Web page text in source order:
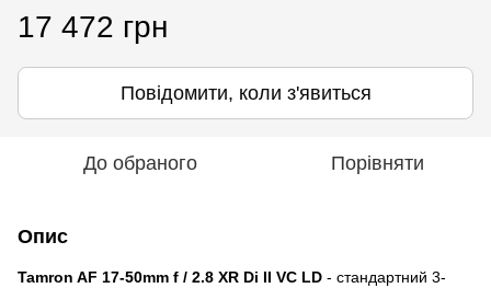
17 472 грн
Повідомити, коли з'явиться
До обраного Порівняти
Опис
Tamron AF 17-50mm f / 2.8 XR Di II VC LD - стандартний 3-